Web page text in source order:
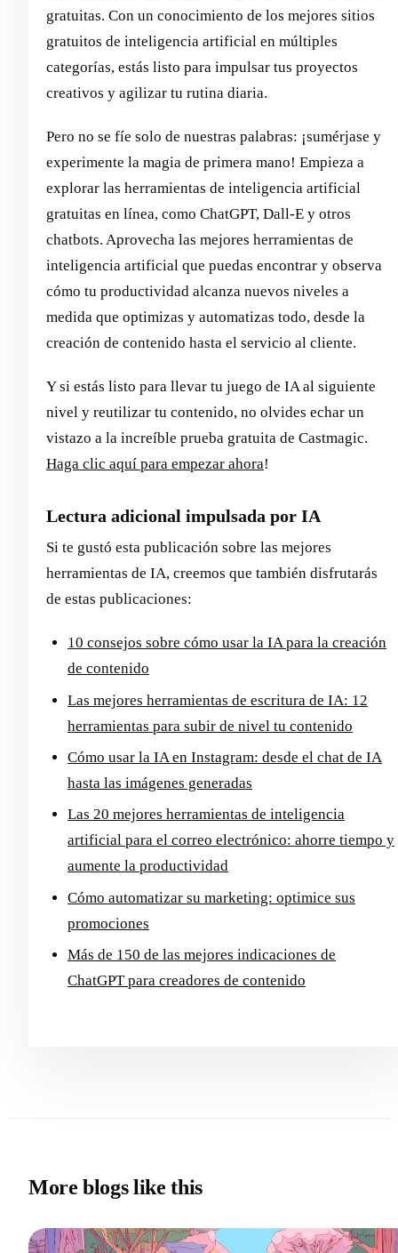
gratuitas. Con un conocimiento de los mejores sitios
gratuitos de inteligencia artificial en múltiples
categorías, estás listo para impulsar tus proyectos
creativos y agilizar tu rutina diaria.
Pero no se fíe solo de nuestras palabras: ¡sumérjase y
experimente la magia de primera mano! Empieza a
explorar las herramientas de inteligencia artificial
gratuitas en línea, como ChatGPT, Dall-E y otros
chatbots. Aprovecha las mejores herramientas de
inteligencia artificial que puedas encontrar y observa
cómo tu productividad alcanza nuevos niveles a
medida que optimizas y automatizas todo, desde la
creación de contenido hasta el servicio al cliente.
Y si estás listo para llevar tu juego de IA al siguiente
nivel y reutilizar tu contenido, no olvides echar un
vistazo a la increíble prueba gratuita de Castmagic.
Haga clic aquí para empezar ahora!
Lectura adicional impulsada por IA
Si te gustó esta publicación sobre las mejores
herramientas de IA, creemos que también disfrutarás
de estas publicaciones:
10 consejos sobre cómo usar la IA para la creación
de contenido
Las mejores herramientas de escritura de IA: 12
herramientas para subir de nivel tu contenido
Cómo usar la IA en Instagram: desde el chat de IA
hasta las imágenes generadas
Las 20 mejores herramientas de inteligencia
artificial para el correo electrónico: ahorre tiempo y
aumente la productividad
Cómo automatizar su marketing: optimice sus
promociones
Más de 150 de las mejores indicaciones de
ChatGPT para creadores de contenido
More blogs like this